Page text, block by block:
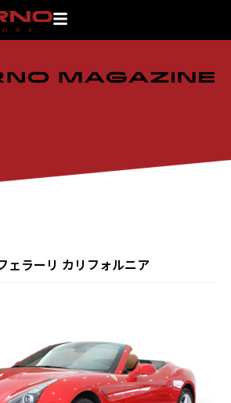
普段使いしやすいフェラーリ カリフォルニア
ェラーリ カリフォルニア